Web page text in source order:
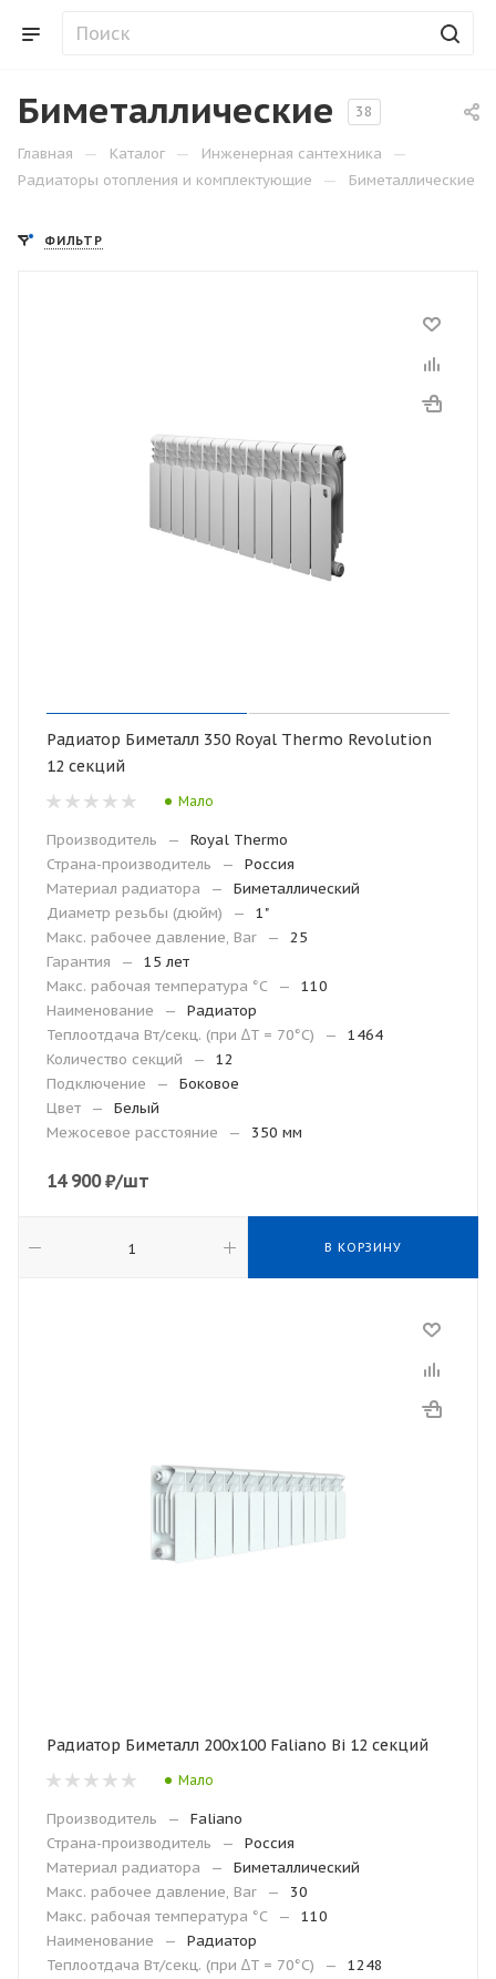
Биметаллические 38
Главная — Каталог — Инженерная сантехника —
Радиаторы отопления и комплектующие — Биметаллические
ФИЛЬТР
Радиатор Биметалл 350 Royal Thermo Revolution
12 секций
Мало
Производитель —
Royal Thermo
Страна-производитель
—
Россия
Материал радиатора
—
Биметаллический
Диаметр резьбы (дюйм)
—
1"
Макс. рабочее давление, Bar
—
25
Гарантия
—
15 лет
Макc. рабочая температура °С
—
110
Наименование
—
Радиатор
Теплоотдача Вт/секц. (при ∆T = 70°C)
—
1464
Количество секций
—
12
Подключение
—
Боковое
Цвет
—
Белый
Межосевое расстояние
— 350 мм
14 900₽/шт
В КОРЗИНУ
Радиатор Биметалл 200х100 Faliano Bi 12 секций
Мало
Производитель —
Faliano
Страна-производитель
—
Россия
Материал радиатора
—
Биметаллический
Макс. рабочее давление, Bar
—
30
Макc. рабочая температура °С
—
110
Наименование
—
Радиатор
Теплоотдача Вт/секц. (при ∆T = 70°C)
—
1248